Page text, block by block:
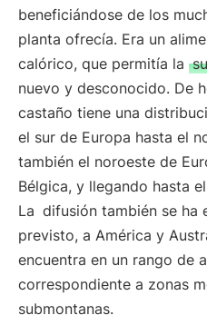
beneficiándose de los
planta ofrecía. Era un
calórico, que permitía la
nuevo y desconocido. De
castaño tiene una
el sur de Europa hasta el
también el noroeste de
Bélgica, y llegando hasta
La difusión también se ha
previsto, a América y
encuentra en un rango de
correspondiente a zonas
submontanas.